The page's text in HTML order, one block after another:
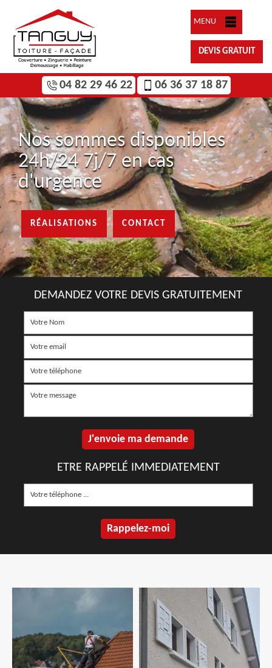
MENU
DEVIS GRATUIT
04 82 29 46 22 06 36 37 18 87
Nos sommes disponibles
24h/24 7j/7 en cas
d'urgence
RÉALISATIONS CONTACT
DEMANDEZ VOTRE DEVIS GRATUITEMENT
ETRE RAPPELÉ IMMEDIATEMENT